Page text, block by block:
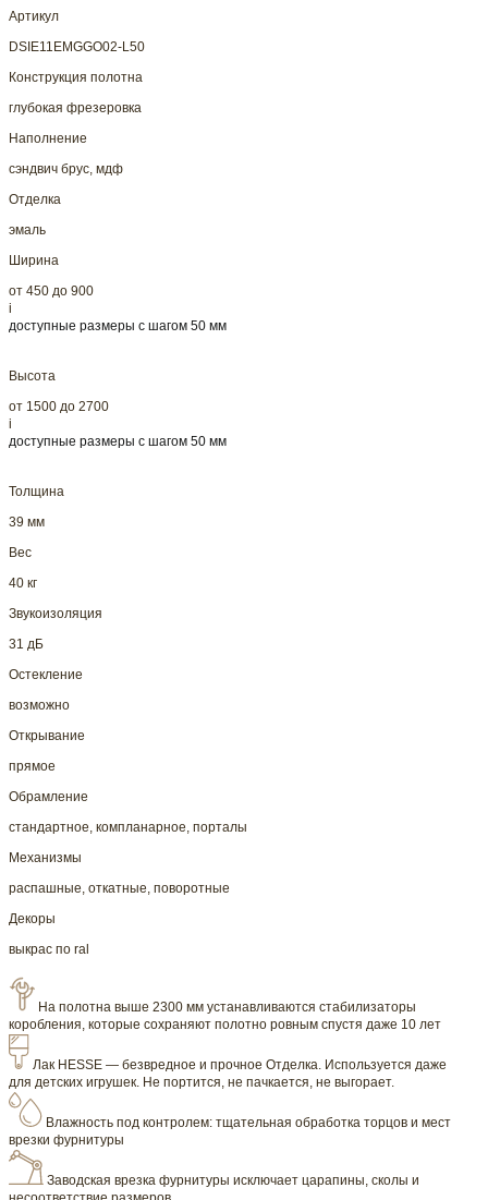
Артикул
DSIE11EMGGO02-L50
Конструкция полотна
глубокая фрезеровка
Наполнение
сэндвич брус, мдф
Отделка
эмаль
Ширина
от 450 до 900
i
доступные размеры с шагом 50 мм
Высота
от 1500 до 2700
i
доступные размеры с шагом 50 мм
Толщина
39 мм
Вес
40 кг
Звукоизоляция
31 дБ
Остекление
возможно
Открывание
прямое
Обрамление
стандартное, компланарное, порталы
Механизмы
распашные, откатные, поворотные
Декоры
выкрас по ral
На полотна выше 2300 мм устанавливаются стабилизаторы
коробления, которые сохраняют полотно ровным спустя даже 10 лет
Лак HESSE — безвредное и прочное Отделка. Используется даже
для детских игрушек. Не портится, не пачкается, не выгорает.
Влажность под контролем: тщательная обработка торцов и мест
врезки фурнитуры
Заводская врезка фурнитуры исключает царапины, сколы и